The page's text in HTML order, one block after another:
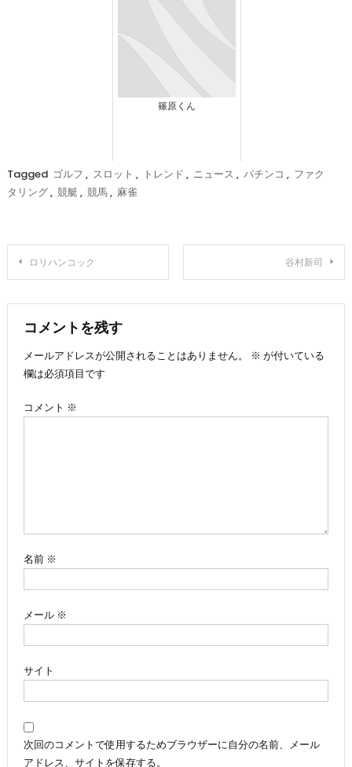
篠原くん
Tagged ゴルフ , スロット , トレンド , ニュース , パチンコ , ファク
タリング, 競艇 , 競馬, 麻雀
投
稿
ナ
ビ
ゲ
ロリハンコック 谷村新司
コメントを残す
メールアドレスが公開されることはありません。
※ が付いている
欄は必須項目です
コメント ※
名前 ※
メール ※
サイト
次回のコメントで使用するためブラウザーに自分の名前、メール
アドレス、サイトを保存する。